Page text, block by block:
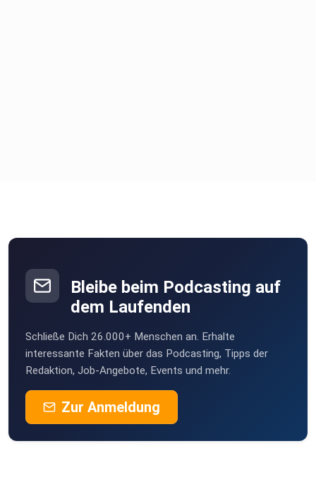
Bleibe beim Podcasting auf
dem Laufenden
Schließe Dich 26.000+ Menschen an. Erhalte
interessante Fakten über das Podcasting, Tipps der
Redaktion, Job-Angebote, Events und mehr.
Zur Anmeldung